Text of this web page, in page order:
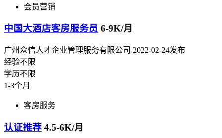
会员营销
中国大酒店客房服务员 6-9K/月
广州众信人才企业管理服务有限公司 2022-02-24发布
经验不限
学历不限
1-3个月
客房服务
认证推荐 4.5-6K/月